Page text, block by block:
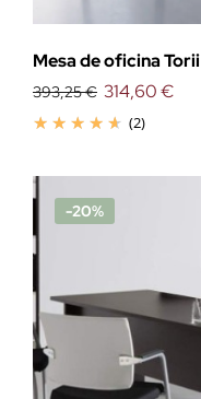
Mesa de oficina Torii
393,25 €
(2)
314,60 €
-20%